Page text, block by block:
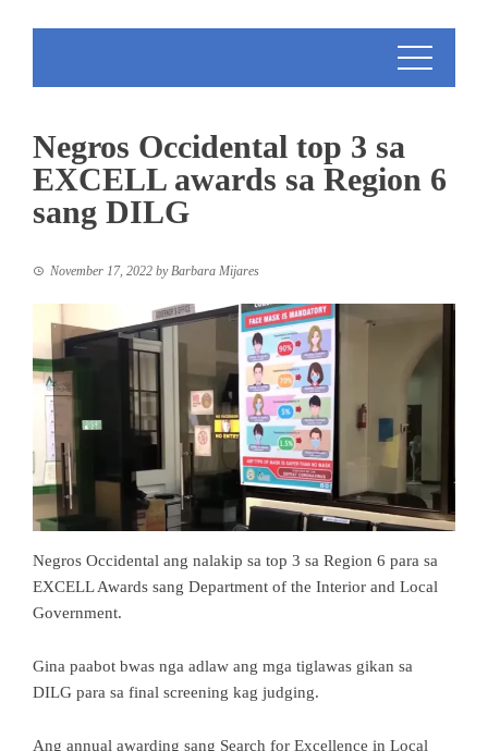
Negros Occidental top 3 sa
EXCELL awards sa Region 6
sang DILG
November 17, 2022 by Barbara Mijares
Negros Occidental ang nalakip sa top 3 sa Region 6 para sa
EXCELL Awards sang Department of the Interior and Local
Government.
Gina paabot bwas nga adlaw ang mga tiglawas gikan sa
DILG para sa final screening kag judging.
Ang annual awarding sang Search for Excellence in Local